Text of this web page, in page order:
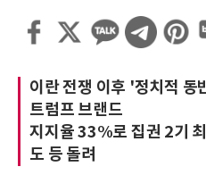
이란 전쟁 이후 '정치적
트럼프 브랜드
지지율 33%로 집권 2기
도 등 돌려